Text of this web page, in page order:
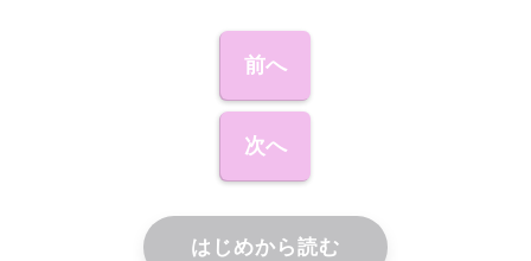
前へ
次へ
はじめから読む